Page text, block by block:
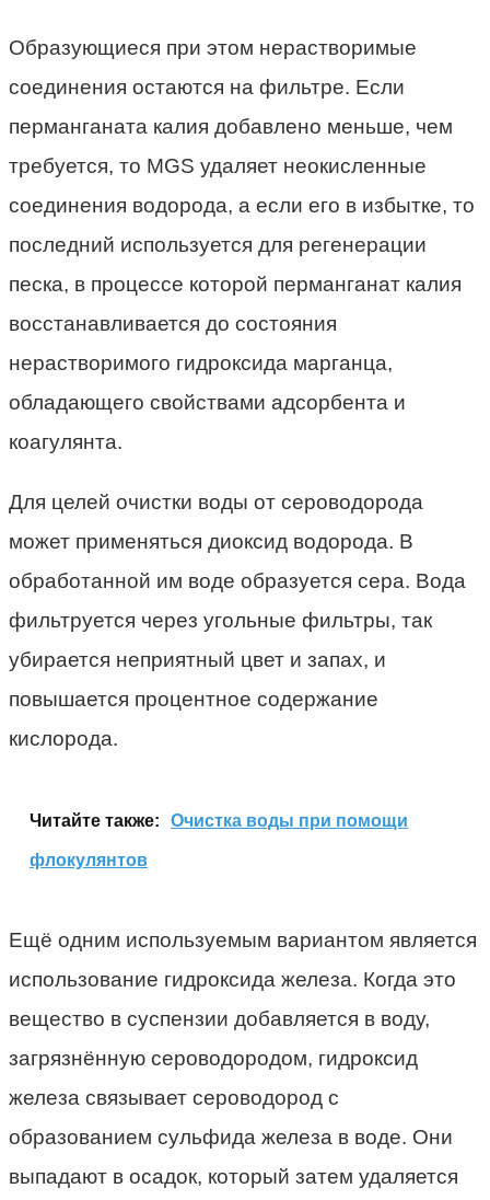
Образующиеся при этом нерастворимые
соединения остаются на фильтре. Если
перманганата калия добавлено меньше, чем
требуется, то MGS удаляет неокисленные
соединения водорода, а если его в избытке, то
последний используется для регенерации
песка, в процессе которой перманганат калия
восстанавливается до состояния
нерастворимого гидроксида марганца,
обладающего свойствами адсорбента и
коагулянта.
Для целей очистки воды от сероводорода
может применяться диоксид водорода. В
обработанной им воде образуется сера. Вода
фильтруется через угольные фильтры, так
убирается неприятный цвет и запах, и
повышается процентное содержание
кислорода.
Читайте также: Очистка воды при помощи
флокулянтов
Ещё одним используемым вариантом является
использование гидроксида железа. Когда это
вещество в суспензии добавляется в воду,
загрязнённую сероводородом, гидроксид
железа связывает сероводород с
образованием сульфида железа в воде. Они
выпадают в осадок, который затем удаляется